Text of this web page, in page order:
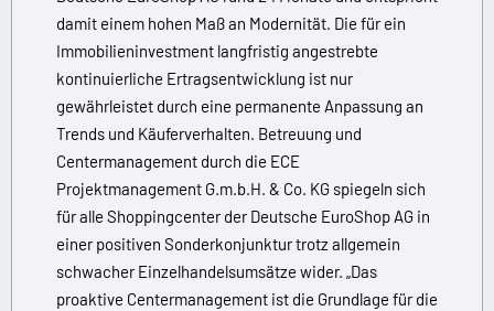
damit einem hohen Maß an Modernität. Die für ein
Immobilieninvestment langfristig angestrebte
kontinuierliche Ertragsentwicklung ist nur
gewährleistet durch eine permanente Anpassung an
Trends und Käuferverhalten. Betreuung und
Centermanagement durch die ECE
Projektmanagement G.m.b.H. & Co. KG spiegeln sich
für alle Shoppingcenter der Deutsche EuroShop AG in
einer positiven Sonderkonjunktur trotz allgemein
schwacher Einzelhandelsumsätze wider. „Das
proaktive Centermanagement ist die Grundlage für die